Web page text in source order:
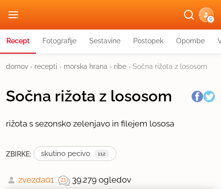
G
Recept Fotografije Sestavine Postopek Opombe
domov › recepti › morska hrana › ribe › Sočna rižota z lososom
Sočna rižota z lososom
rižota s sezonsko zelenjavo in filejem lososa
ZBIRKE: skutino pecivo 112
zvezda01 39.279 ogledov